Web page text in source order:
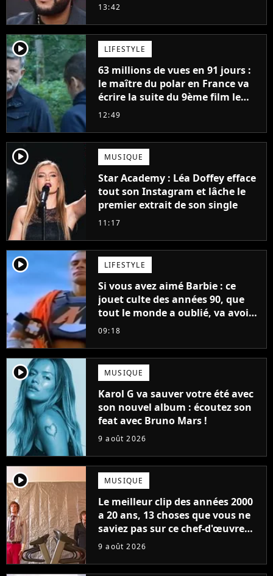
13:42
player2 LIFESTYLE
63 millions de vues en 91 jours :
le maître du polar en France va
écrire la suite du 9ème film le
plus regardé sur Netflix
12:49
player2 MUSIQUE
Star Academy : Léa Doffey efface
tout son Instagram et lâche le
premier extrait de son single
11:17
player2 LIFESTYLE
Si vous avez aimé Barbie : ce
jouet culte des années 90, que
tout le monde a oublié, va avoir
un film
09:18
player2 MUSIQUE
Karol G va sauver votre été avec
son nouvel album : écoutez son
feat avec Bruno Mars !
9 août 2026
player2 MUSIQUE
Le meilleur clip des années 2000
a 20 ans, 13 choses que vous ne
saviez pas sur ce chef-d'œuvre
qui a révolutionné YouTube
9 août 2026